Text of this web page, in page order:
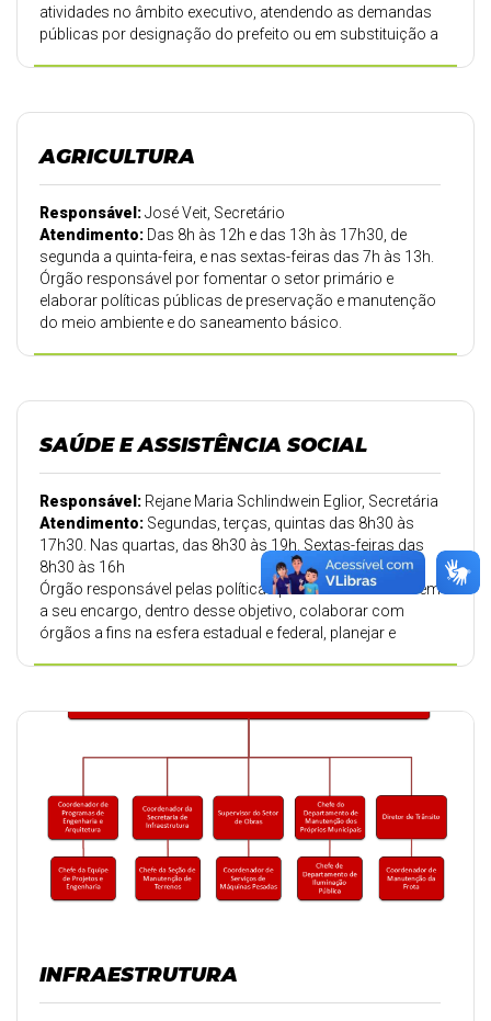
atividades no âmbito executivo, atendendo as demandas
públicas por designação do prefeito ou em substituição a
AGRICULTURA
Responsável:José Veit, Secretário
Atendimento: Das 8h às 12h e das 13h às 17h30, de
segunda a quinta-feira, e nas sextas-feiras das 7h às 13h.
Órgão responsável por fomentar o setor primário e
elaborar políticas públicas de preservação e manutenção
do meio ambiente e do saneamento básico.
SAÚDE E ASSISTÊNCIA SOCIAL
Responsável: Rejane Maria Schlindwein Eglior, Secretária
Atendimento: Segundas, terças, quintas das 8h30 às
17h30. Nas quartas, das 8h30 às 19h. Sextas-feiras das
8h30 às 16h
Órgão responsável pelas políticas públicas de saúde. Tem
a seu encargo, dentro desse objetivo, colaborar com
órgãos a fins na esfera estadual e federal, planejar e
INFRAESTRUTURA